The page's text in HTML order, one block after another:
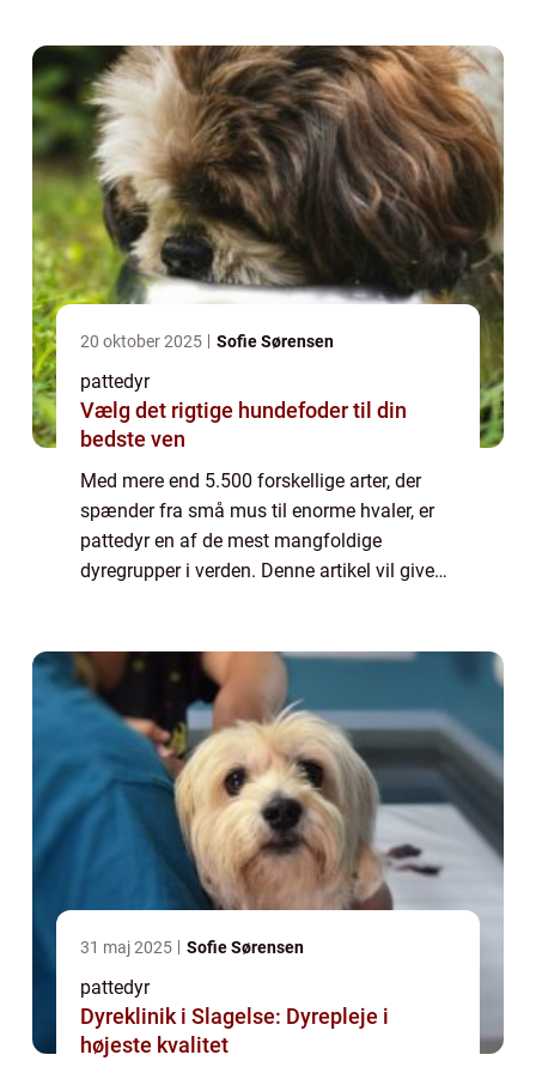
Præsen...
20 oktober 2025 Sofie Sørensen
pattedyr
Vælg det rigtige hundefoder til din
bedste ven
Med mere end 5.500 forskellige arter, der
spænder fra små mus til enorme hvaler, er
pattedyr en af de mest mangfoldige
dyregrupper i verden. Denne artikel vil give
Præsen...
31 maj 2025 Sofie Sørensen
pattedyr
Dyreklinik i Slagelse: Dyrepleje i
højeste kvalitet